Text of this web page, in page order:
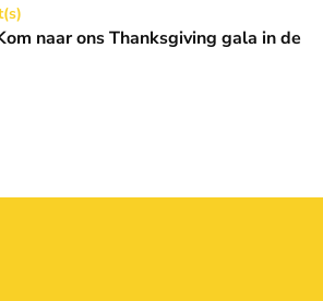
gala in de Basiliek 🪩
naar ons Thanksgiving gala in de